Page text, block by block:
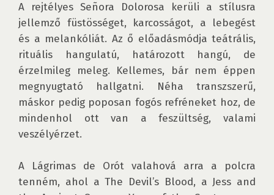
A rejtélyes Señora Dolorosa kerüli a stílusra
jellemző füstösséget, karcosságot, a lebegést
és a melankóliát. Az ő előadásmódja teátrális,
rituális hangulatú, határozott hangú, de
érzelmileg meleg. Kellemes, bár nem éppen
megnyugtató hallgatni. Néha transzszerű,
máskor pedig poposan fogós refréneket hoz, de
mindenhol ott van a feszültség, valami
veszélyérzet.
A Lágrimas de Orót valahová arra a polcra
tenném, ahol a The Devil’s Blood, a Jess and